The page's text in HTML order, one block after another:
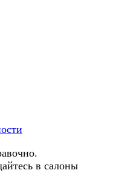
в салоны